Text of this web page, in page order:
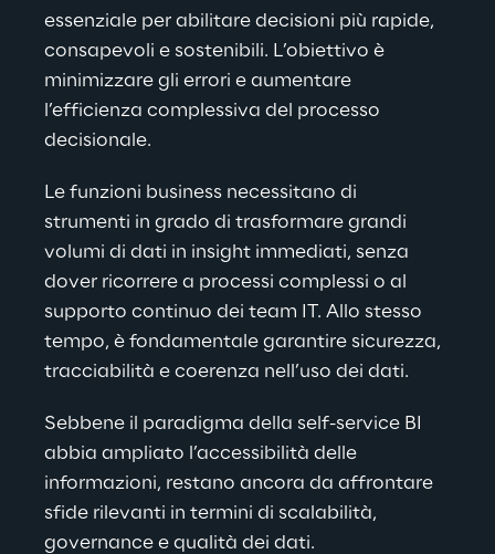
essenziale per abilitare decisioni più rapide,
consapevoli e sostenibili. L’obiettivo è
minimizzare gli errori e aumentare
l’efficienza complessiva del processo
decisionale.
Le funzioni business necessitano di
strumenti in grado di trasformare grandi
volumi di dati in insight immediati, senza
dover ricorrere a processi complessi o al
supporto continuo dei team IT. Allo stesso
tempo, è fondamentale garantire sicurezza,
tracciabilità e coerenza nell’uso dei dati.
Sebbene il paradigma della self-service BI
abbia ampliato l’accessibilità delle
informazioni, restano ancora da affrontare
sfide rilevanti in termini di scalabilità,
governance e qualità dei dati.